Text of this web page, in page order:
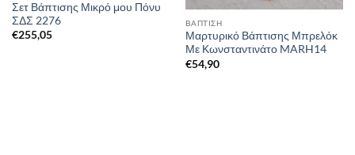
Σετ Βάπτισης Μικρό μου Πόνυ
ΣΔΣ 2276
€255,05
ΒΑΠΤΙΣΗ
Μαρτυρικό Βάπτισης Μπρελόκ
Με Κωνσταντινάτο MARH14
€54,90